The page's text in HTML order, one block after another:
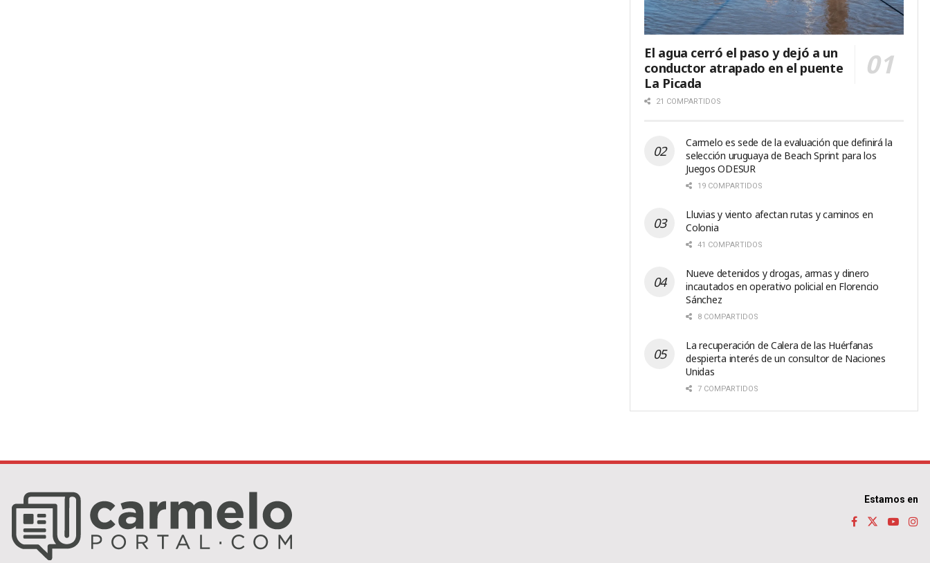
El agua cerró el paso y dejó a un
conductor atrapado en el puente
La Picada
21 COMPARTIDOS
Carmelo es sede de la evaluación que definirá la
selección uruguaya de Beach Sprint para los
Juegos ODESUR
19 COMPARTIDOS
Lluvias y viento afectan rutas y caminos en
Colonia
41 COMPARTIDOS
Nueve detenidos y drogas, armas y dinero
incautados en operativo policial en Florencio
Sánchez
8 COMPARTIDOS
La recuperación de Calera de las Huérfanas
despierta interés de un consultor de Naciones
Unidas
7 COMPARTIDOS
Estamos en